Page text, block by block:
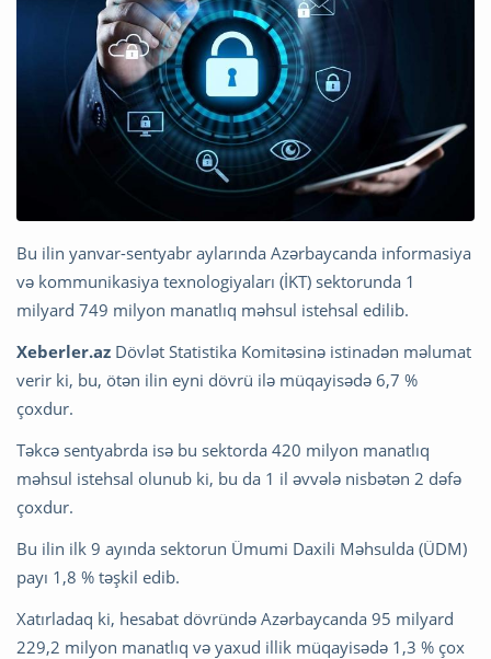
Bu ilin yanvar-sentyabr aylarında Azərbaycanda informasiya
və kommunikasiya texnologiyaları (İKT) sektorunda 1
milyard 749 milyon manatlıq məhsul istehsal edilib.
Xeberler.az Dövlət Statistika Komitəsinə istinadən məlumat
verir ki, bu, ötən ilin eyni dövrü ilə müqayisədə 6,7 %
çoxdur.
Təkcə sentyabrda isə bu sektorda 420 milyon manatlıq
məhsul istehsal olunub ki, bu da 1 il əvvələ nisbətən 2 dəfə
çoxdur.
Bu ilin ilk 9 ayında sektorun Ümumi Daxili Məhsulda (ÜDM)
payı 1,8 % təşkil edib.
Xatırladaq ki, hesabat dövründə Azərbaycanda 95 milyard
229,2 milyon manatlıq və yaxud illik müqayisədə 1,3 % çox